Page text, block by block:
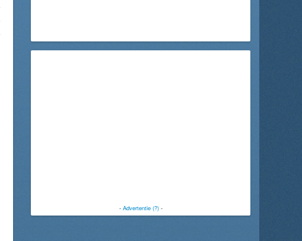
- Advertentie (?)-